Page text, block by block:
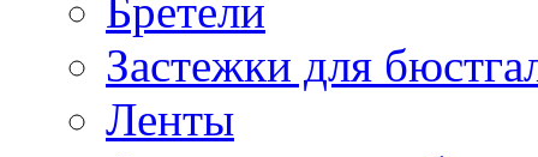
Бретели
Застежки для
Ленты